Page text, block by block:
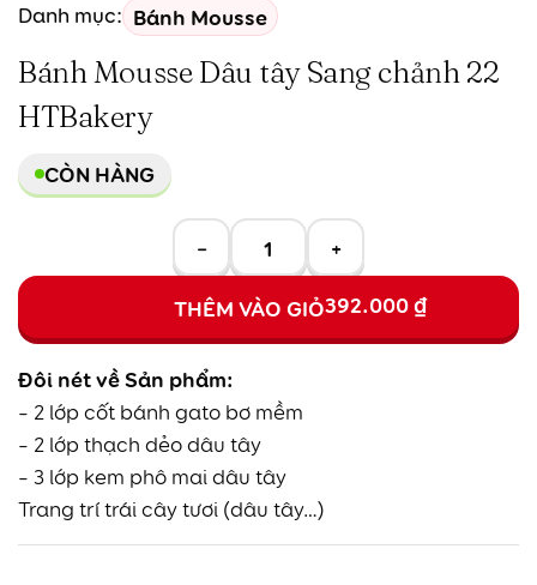
Danh mục: Bánh Mousse
Bánh Mousse Dâu tây Sang chảnh 22
HTBakery
CÒN HÀNG
−
+
THÊM VÀO GIỎ392.000₫
Đôi nét về Sản phẩm:
– 2 lớp cốt bánh gato bơ mềm
– 2 lớp thạch dẻo dâu tây
– 3 lớp kem phô mai dâu tây
Trang trí trái cây tươi (dâu tây…)